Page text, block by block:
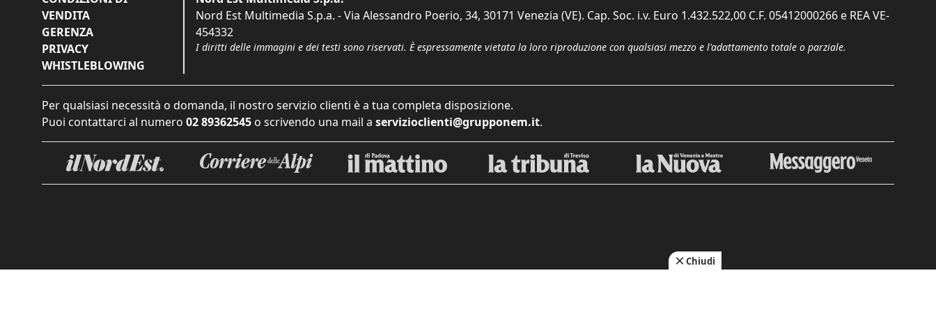
VENDITA
GERENZA
PRIVACY
WHISTLEBLOWING
Nord Est Multimedia S.p.a. - Via Alessandro Poerio, 34, 30171 Venezia (VE). Cap. Soc. i.v. Euro 1.432.522,00 C.F. 05412000266 e REA VE-
454332
I diritti delle immagini e dei testi sono riservati. È espressamente vietata la loro riproduzione con qualsiasi mezzo e l'adattamento totale o parziale.
Per qualsiasi necessità o domanda, il nostro servizio clienti è a tua completa disposizione.
Puoi contattarci al numero 02 89362545 o scrivendo una mail a servizioclienti@grupponem.it.
Chiudi